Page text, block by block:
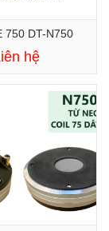
750 DT-N750
hệ